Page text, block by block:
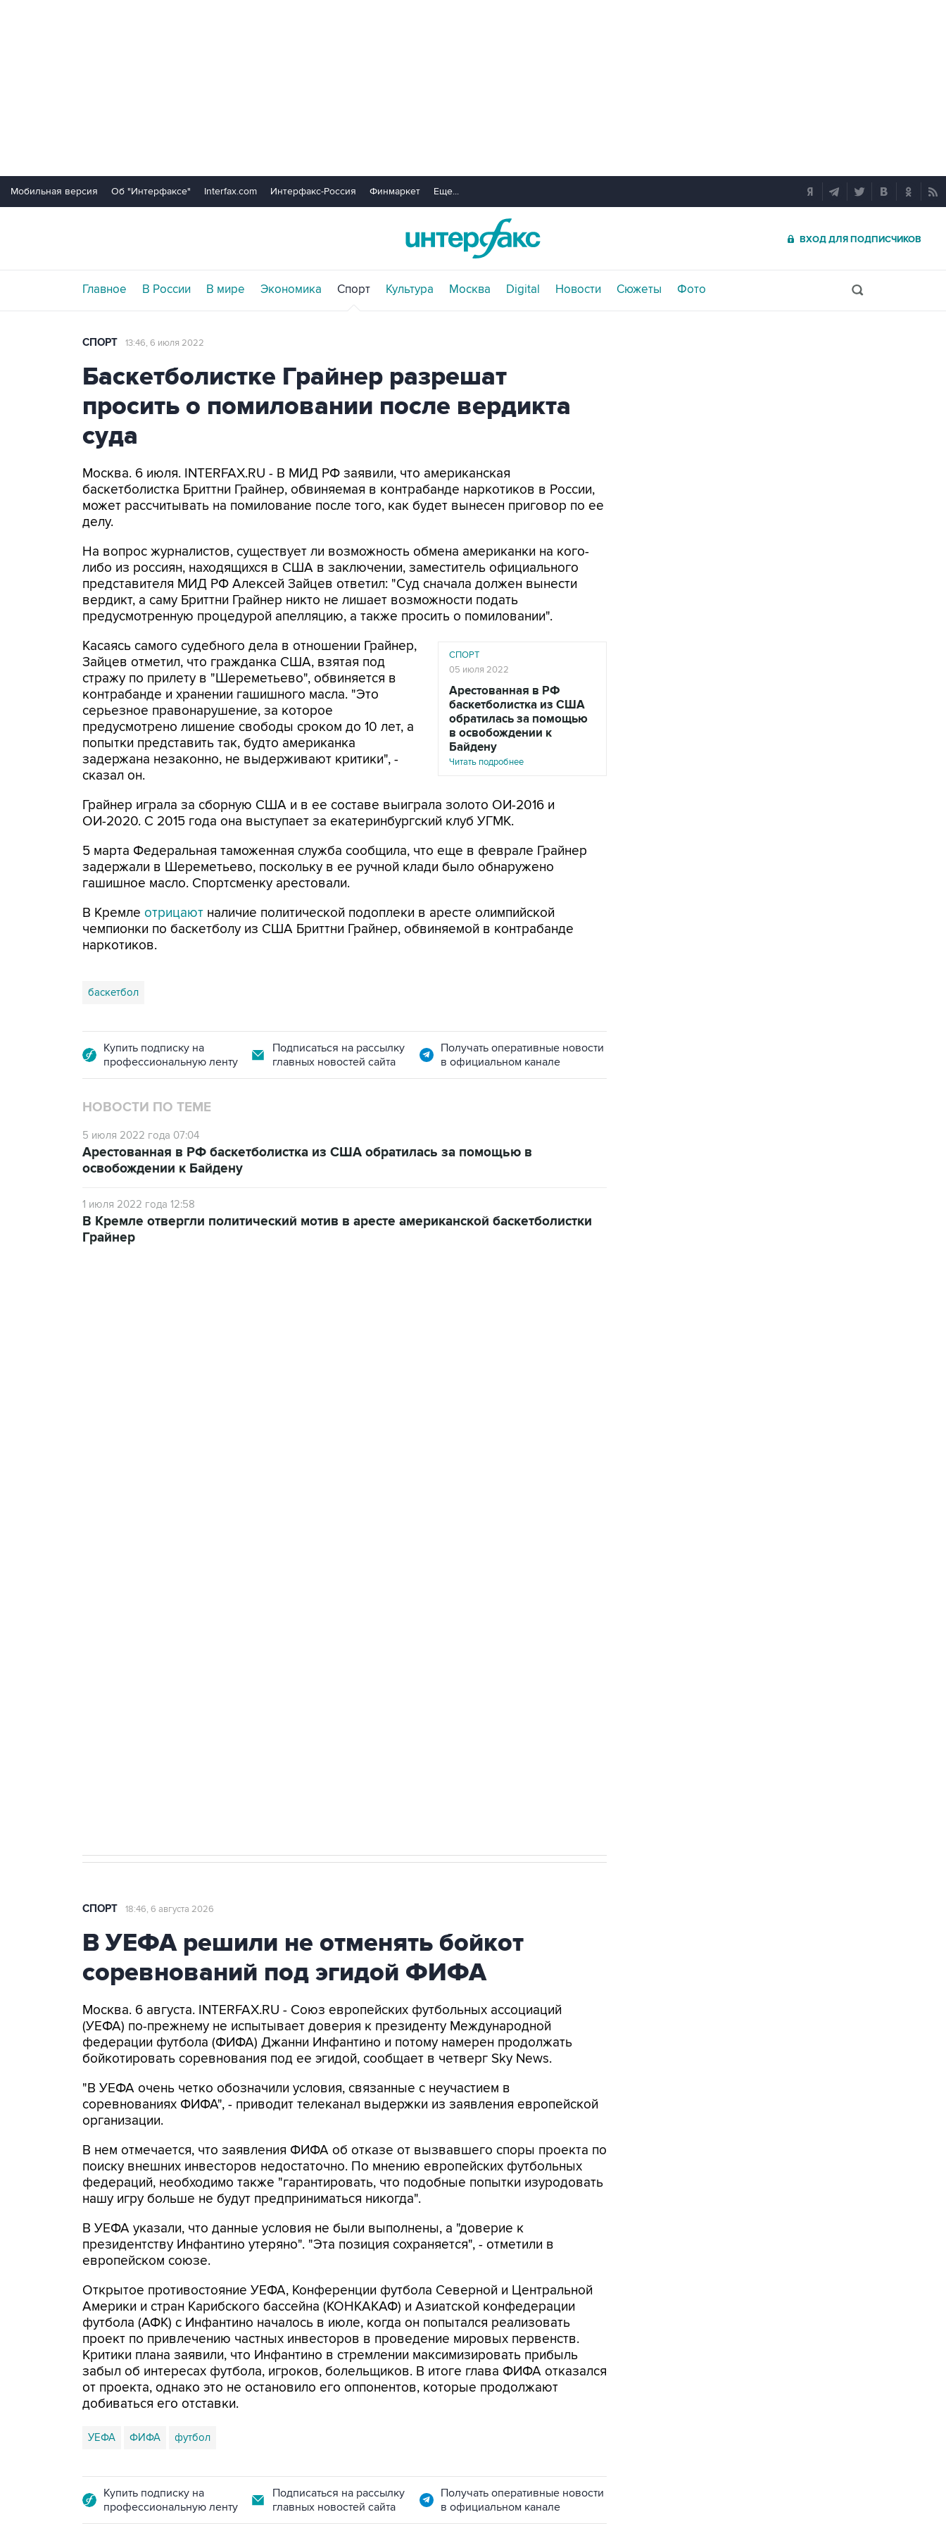
Мобильная версия Об "Интерфаксе" Interfax.com Интерфакс-Россия Финмаркет Еще...
ВХОД ДЛЯ ПОДПИСЧИКОВ
Главное В России В мире Экономика Спорт Культура Москва Digital Новости Сюжеты Фото
СПОРТ 13:46, 6 июля 2022
Баскетболистке Грайнер разрешат
просить о помиловании после вердикта
суда
Москва. 6 июля. INTERFAX.RU - В МИД РФ заявили, что американская
баскетболистка Бриттни Грайнер, обвиняемая в контрабанде наркотиков в России,
может рассчитывать на помилование после того, как будет вынесен приговор по ее
делу.
На вопрос журналистов, существует ли возможность обмена американки на кого-
либо из россиян, находящихся в США в заключении, заместитель официального
представителя МИД РФ Алексей Зайцев ответил: "Суд сначала должен вынести
вердикт, а саму Бриттни Грайнер никто не лишает возможности подать
предусмотренную процедурой апелляцию, а также просить о помиловании".
СПОРТ
05 июля 2022
Арестованная в РФ
баскетболистка из США
обратилась за помощью
в освобождении к
Байдену
Читать подробнее
Касаясь самого судебного дела в отношении Грайнер,
Зайцев отметил, что гражданка США, взятая под
стражу по прилету в "Шереметьево", обвиняется в
контрабанде и хранении гашишного масла. "Это
серьезное правонарушение, за которое
предусмотрено лишение свободы сроком до 10 лет, а
попытки представить так, будто американка
задержана незаконно, не выдерживают критики", -
сказал он.
Грайнер играла за сборную США и в ее составе выиграла золото ОИ-2016 и
ОИ-2020. С 2015 года она выступает за екатеринбургский клуб УГМК.
5 марта Федеральная таможенная служба сообщила, что еще в феврале Грайнер
задержали в Шереметьево, поскольку в ее ручной клади было обнаружено
гашишное масло. Спортсменку арестовали.
В Кремле отрицают наличие политической подоплеки в аресте олимпийской
чемпионки по баскетболу из США Бриттни Грайнер, обвиняемой в контрабанде
наркотиков.
баскетбол
Купить подписку на
профессиональную ленту
Подписаться на рассылку
главных новостей сайта
Получать оперативные новости
в официальном канале
НОВОСТИ ПО ТЕМЕ
5 июля 2022 года 07:04
Арестованная в РФ баскетболистка из США обратилась за помощью в
освобождении к Байдену
1 июля 2022 года 12:58
В Кремле отвергли политический мотив в аресте американской баскетболистки
Грайнер
СПОРТ 18:46, 6 августа 2026
В УЕФА решили не отменять бойкот
соревнований под эгидой ФИФА
Москва. 6 августа. INTERFAX.RU - Союз европейских футбольных ассоциаций
(УЕФА) по-прежнему не испытывает доверия к президенту Международной
федерации футбола (ФИФА) Джанни Инфантино и потому намерен продолжать
бойкотировать соревнования под ее эгидой, сообщает в четверг Sky News.
"В УЕФА очень четко обозначили условия, связанные с неучастием в
соревнованиях ФИФА", - приводит телеканал выдержки из заявления европейской
организации.
В нем отмечается, что заявления ФИФА об отказе от вызвавшего споры проекта по
поиску внешних инвесторов недостаточно. По мнению европейских футбольных
федераций, необходимо также "гарантировать, что подобные попытки изуродовать
нашу игру больше не будут предприниматься никогда".
В УЕФА указали, что данные условия не были выполнены, а "доверие к
президентству Инфантино утеряно". "Эта позиция сохраняется", - отметили в
европейском союзе.
Открытое противостояние УЕФА, Конференции футбола Северной и Центральной
Америки и стран Карибского бассейна (КОНКАКАФ) и Азиатской конфедерации
футбола (АФК) с Инфантино началось в июле, когда он попытался реализовать
проект по привлечению частных инвесторов в проведение мировых первенств.
Критики плана заявили, что Инфантино в стремлении максимизировать прибыль
забыл об интересах футбола, игроков, болельщиков. В итоге глава ФИФА отказался
от проекта, однако это не остановило его оппонентов, которые продолжают
добиваться его отставки.
УЕФА ФИФА футбол
Купить подписку на
профессиональную ленту
Подписаться на рассылку
главных новостей сайта
Получать оперативные новости
в официальном канале